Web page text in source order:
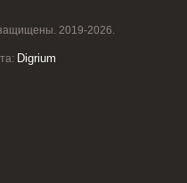
2019-2026.
Digriumсетей: